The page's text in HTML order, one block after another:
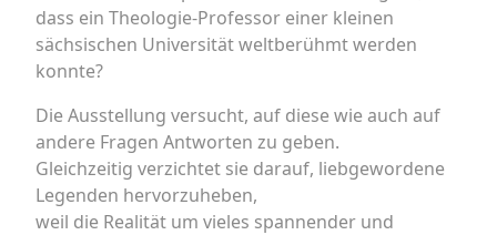
dass ein Theologie-Professor einer kleinen
sächsischen Universität weltberühmt werden
konnte?
Die Ausstellung versucht, auf diese wie auch auf
andere Fragen Antworten zu geben.
Gleichzeitig verzichtet sie darauf, liebgewordene
Legenden hervorzuheben,
weil die Realität um vieles spannender und